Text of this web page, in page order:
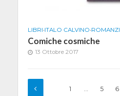
LIBRI•ITALO CALVINO•ROMANZI
Comiche cosmiche
13 Ottobre 2017
1 … 5 6